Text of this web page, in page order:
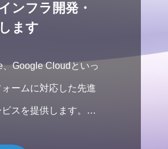
ンフラ開発・
ます
Google Cloudといっ
ームに対応した先進
スを提供します。